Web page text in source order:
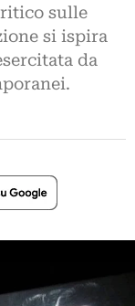
sulle
si ispira
da